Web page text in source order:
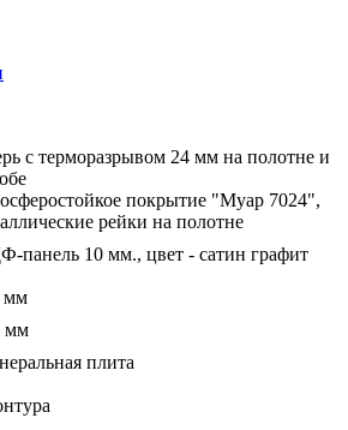
с терморазрывом 24 мм на полотне и
покрытие "Муар 7024",
рейки на полотне
панель 10 мм., цвет - сатин графит
мм
мм
плита